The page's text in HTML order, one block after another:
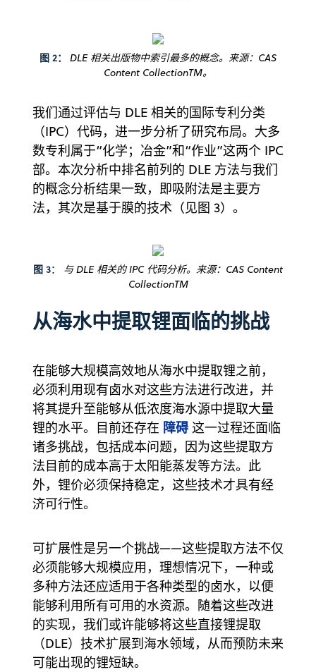
图 2：
DLE 相关出版物中索引最多的概念。来源：CAS
Content CollectionTM。
我们通过评估与 DLE 相关的国际专利分类
（IPC）代码，进一步分析了研究布局。大多
数专利属于“化学；冶金”和“作业”这两个 IPC
部。本次分析中排名前列的 DLE 方法与我们
的概念分析结果一致，即吸附法是主要方
法，其次是基于膜的技术（见图 3）。
图 3： 与 DLE 相关的 IPC 代码分析。来源：CAS Content
CollectionTM
从海水中提取锂面临的挑战
在能够大规模高效地从海水中提取锂之前，
必须利用现有卤水对这些方法进行改进，并
将其提升至能够从低浓度海水源中提取大量
锂的水平。目前还存在 障碍 这一过程还面临
诸多挑战，包括成本问题，因为这些提取方
法目前的成本高于太阳能蒸发等方法。此
外，锂价必须保持稳定，这些技术才具有经
济可行性。
可扩展性是另一个挑战——这些提取方法不仅
必须能够大规模应用，理想情况下，一种或
多种方法还应适用于各种类型的卤水，以便
能够利用所有可用的水资源。随着这些改进
的实现，我们或许能够将这些直接锂提取
（DLE）技术扩展到海水领域，从而预防未来
可能出现的锂短缺。